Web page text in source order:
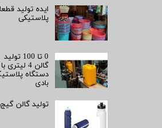
ایده تولید
پلاستیکی
0 تا 100 تولید
گالن 4 لیتری با
دستگاه
بادی
تولید گالن